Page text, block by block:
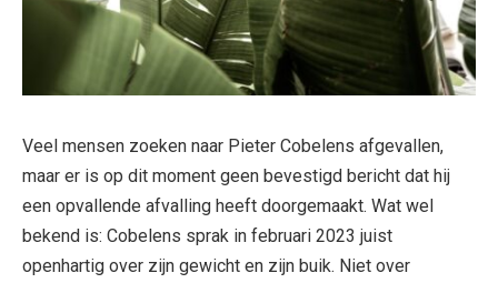
Veel mensen zoeken naar Pieter Cobelens afgevallen,
maar er is op dit moment geen bevestigd bericht dat hij
een opvallende afvalling heeft doorgemaakt. Wat wel
bekend is: Cobelens sprak in februari 2023 juist
openhartig over zijn gewicht en zijn buik. Niet over